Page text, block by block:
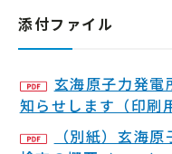
添付ファイル
玄海原子力発電
知らせします（印刷
（別紙）玄海